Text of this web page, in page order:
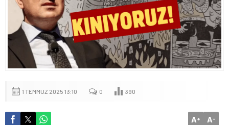
1 TEMMUZ 2025 13:10 0 390
A+ A-